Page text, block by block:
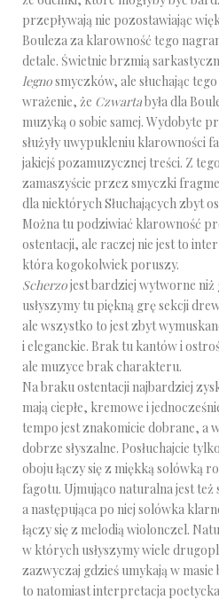
przepływają nie pozostawiając
Bouleza za klarowność tego
detale. Świetnie brzmią
legnosmyczków, ale słuchając
wrażenie, że Czwartabyła dla
muzyką o sobie samej. Wydobyte
służyły uwypukleniu klarowności
jakiejś pozamuzycznej treści. Z
zamaszyście przez smyczki
dla niektórych Słuchających zbyt
Można tu podziwiać klarowność
ostentacji, ale raczej nie jest to
która kogokolwiek poruszy.
Scherzojest bardziej wytworne niż
usłyszymy tu piękną grę sekcji
ale wszystko to jest zbyt
i eleganckie. Brak tu kantów i
ale muzyce brak charakteru.
Na braku ostentacji najbardziej
mają ciepłe, kremowe i
tempo jest znakomicie dobrane, a
dobrze słyszalne. Posłuchajcie
oboju łączy się z miękką solówką
fagotu. Ujmująco naturalna jest
a następująca po niej solówka
łączy się z melodią wiolonczel.
w których usłyszymy wiele
zazwyczaj gdzieś umykają w masie
to natomiast interpretacja